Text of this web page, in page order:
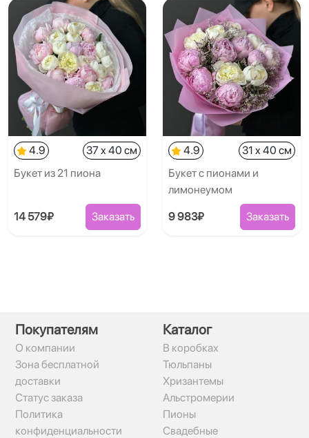
4.9
37 x 40 см
Букет из 21 пиона
14 579₽ Заказать
4.9
31 x 40 см
Букет с пионами и
лимонеумом
9 983₽ Заказать
Покупателям
О компании
Зона бесплатной
доставки
Статус заказа
Политика
конфиденциальности
Каталог
В коробках
Тюльпаны
Хризантемы
Альстромерии
Пионы
Свадебные